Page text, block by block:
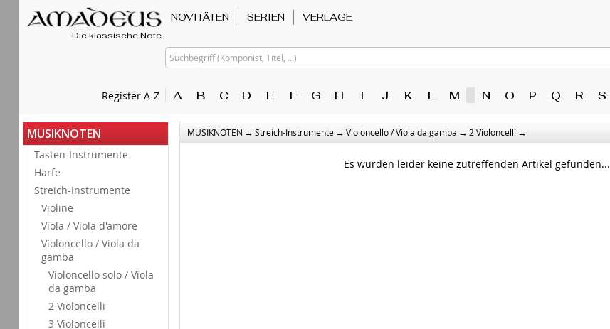
Die klassische Note
Register A-Z
NOVITÄTEN SERIEN VERLAGE
Suchbegriff (Komponist, Titel, ...)
A B C D E F G H I J K L M N O P Q R S
MUSIKNOTEN
Tasten-Instrumente
Harfe
Streich-Instrumente
Violine
Viola / Viola d'amore
Violoncello / Viola da
gamba
Violoncello solo / Viola
da gamba
2 Violoncelli
3 Violoncelli
MUSIKNOTEN → Streich-Instrumente → Violoncello / Viola da gamba → 2 Violoncelli →
Es wurden leider keine zutreffenden Artikel gefunden...